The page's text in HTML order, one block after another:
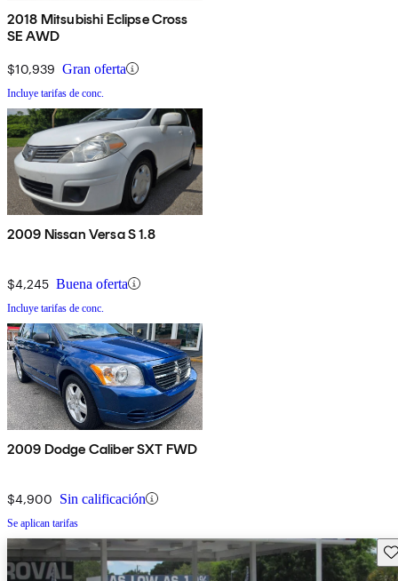
2018 Mitsubishi Eclipse Cross
SE AWD
$10,939 Gran oferta
Incluye tarifas de conc.
2009 Nissan Versa S 1.8
$4,245 Buena oferta
Incluye tarifas de conc.
2009 Dodge Caliber SXT FWD
$4,900 Sin calificación
Se aplican tarifas